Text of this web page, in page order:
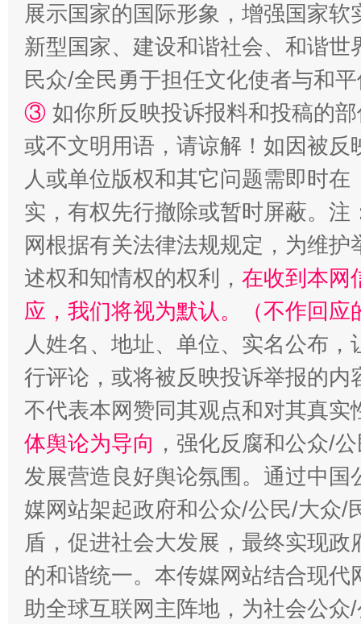
扯下公款旅游的“隐身衣” 如何以
“蜀中异人”王建安的艺术幻境
展示国家的国际形象，增强国家
新型国家、建设和谐社会、和谐
民众/全民勇于担任文化使者与和
③ 如你所反映投诉报料和投稿的
或不文明用语，请谅解！如因被
人或单位版权和其它问题需即时在
实，有权先行撤除或暂时屏蔽。
网根据有关法律法规规定，为维
述权和知情权的权利， 在收到本网
应，我们将视为默认。（不作回应
人姓名、地址、单位、实名公布
行评论，或将被反映投诉举报的
不代表本网赞同其观点和对其真实
体舆论为导向 ，强化反腐和公众/
发展营造良好舆论氛围。通过中
媒网站架起政府和公众/公民/大众/
盾，促进社会大发展，最终实现
的和谐统一。本传媒网站结合现
助全球互联网主阵地，为社会公